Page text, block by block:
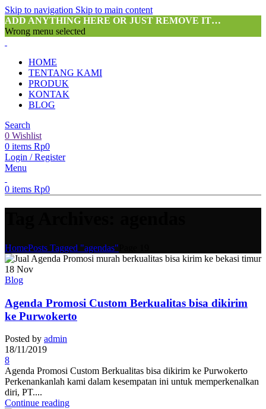
Skip to navigation Skip to main content
ADD ANYTHING HERE OR JUST REMOVE IT…
Wrong menu selected
HOME
TENTANG KAMI
PRODUK
KONTAK
BLOG
Search
0 Wishlist
0 items Rp0
Login / Register
Menu
0 items Rp0
HomePosts Tagged "agendas"
18 Nov
Blog
Agenda Promosi Custom Berkualitas bisa dikirim
ke Purwokerto
Posted by admin
18/11/2019
8
Agenda Promosi Custom Berkualitas bisa dikirim ke Purwokerto
Perkenankanlah kami dalam kesempatan ini untuk memperkenalkan
diri, PT....
Continue reading